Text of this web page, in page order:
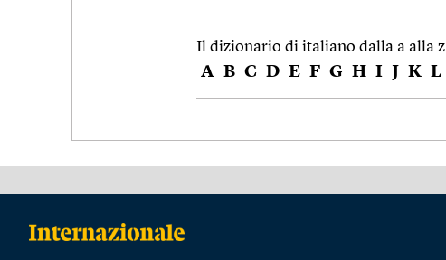
Il dizionario di italiano dalla a alla z
A B C D E F G H I J K L